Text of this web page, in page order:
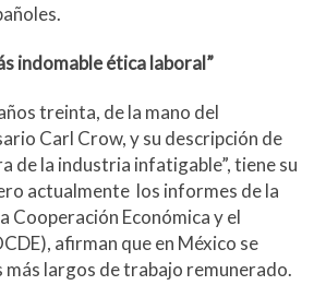
indomable ética laboral”
treinta, de la mano del
Carl Crow, y su descripción de
de la industria infatigable”, tiene su
actualmente los informes de la
Cooperación Económica y el
afirman que en México se
más largos de trabajo remunerado.